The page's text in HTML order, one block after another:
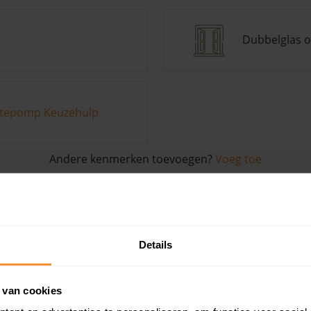
Details
cookies
Dubbelglas
Keuzehulp
Andere kenmerken toevoegen? Voeg toe
de buurt